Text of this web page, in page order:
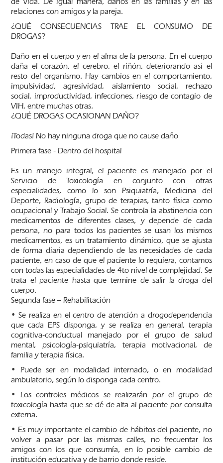
relaciones con amigos y la pareja.
¿QUÉ CONSECUENCIAS TRAE EL CONSUMO DE
DROGAS?
Daño en el cuerpo y en el alma de la persona. En el cuerpo
daña el corazón, el cerebro, el riñón, deteriorando así el
resto del organismo. Hay cambios en el comportamiento,
impulsividad, agresividad, aislamiento social, rechazo
social, improductividad, infecciones, riesgo de contagio de
VIH, entre muchas otras.
¿QUÉ DROGAS OCASIONAN DAÑO?
¡Todas! No hay ninguna droga que no cause daño
Primera fase - Dentro del hospital
Es un manejo integral, el paciente es manejado por el
Servicio de Toxicología en conjunto con otras
especialidades, como lo son Psiquiatría, Medicina del
Deporte, Radiología, grupo de terapias, tanto física como
ocupacional y Trabajo Social. Se controla la abstinencia con
medicamentos de diferentes clases, y depende de cada
persona, no para todos los pacientes se usan los mismos
medicamentos, es un tratamiento dinámico, que se ajusta
de forma diaria dependiendo de las necesidades de cada
paciente, en caso de que el paciente lo requiera, contamos
con todas las especialidades de 4to nivel de complejidad. Se
trata el paciente hasta que termine de salir la droga del
cuerpo.
Segunda fase – Rehabilitación
• Se realiza en el centro de atención a drogodependencia
que cada EPS disponga, y se realiza en general, terapia
cognitiva-conductual manejado por el grupo de salud
mental, psicología-psiquiatría, terapia motivacional, de
familia y terapia física.
• Puede ser en modalidad internado, o en modalidad
ambulatorio, según lo disponga cada centro.
• Los controles médicos se realizarán por el grupo de
toxicología hasta que se dé de alta al paciente por consulta
externa.
• Es muy importante el cambio de hábitos del paciente, no
volver a pasar por las mismas calles, no frecuentar los
amigos con los que consumía, en lo posible cambio de
institución educativa y de barrio donde reside.